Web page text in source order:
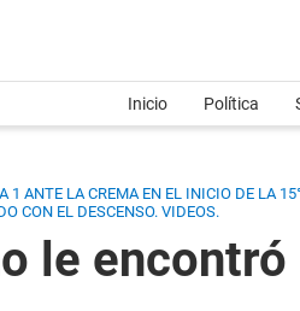
Inicio Política
1 ANTE LA CREMA EN EL INICIO DE LA
CON EL DESCENSO. VIDEOS.
le